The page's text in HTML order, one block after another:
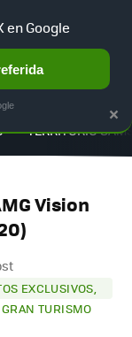
TERRITORIO
Vision
EXCLUSIVOS,
TURISMO
×
en Google